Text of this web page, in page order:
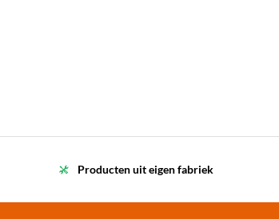
Producten uit eigen fabriek